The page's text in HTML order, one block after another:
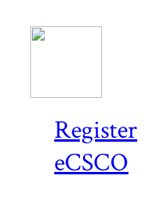
Register
eCSCO